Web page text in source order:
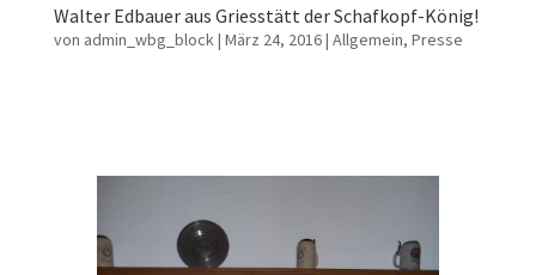
Walter Edbauer aus Griesstätt der Schafkopf-König!
von admin_wbg_block| März 24, 2016| Allgemein, Presse